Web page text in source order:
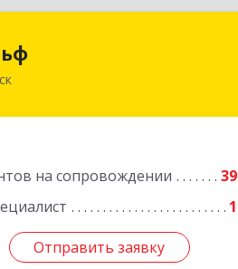
на сопровождении
39
1
Отправить заявку
Отправить заявку